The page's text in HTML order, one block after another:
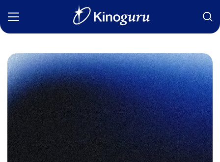
Фильмы
Статьи
Сериалы
Новости
Подборки